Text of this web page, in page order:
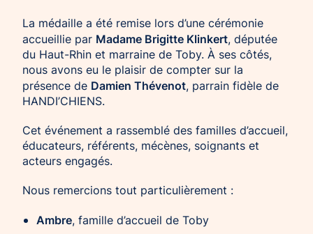
La médaille a été remise lors d’une cérémonie
accueillie par Madame Brigitte Klinkert, députée
du Haut-Rhin et marraine de Toby. À ses côtés,
nous avons eu le plaisir de compter sur la
présence de Damien Thévenot, parrain fidèle de
HANDI’CHIENS.
Cet événement a rassemblé des familles d’accueil,
éducateurs, référents, mécènes, soignants et
acteurs engagés.
Nous remercions tout particulièrement :
Ambre, famille d’accueil de Toby